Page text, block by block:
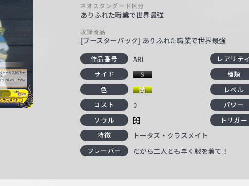
ネオスタンダード区分
ありふれた職業で世界最強
収録商品
[ブースターパック] ありふれた職業で世界最強
作品番号 ARI レアリティ
サイド 種類
色 レベル
コスト 0 パワー
ソウル トリガー
特徴 トータス・クラスメイト
フレーバー だから二人とも早く服を着て！